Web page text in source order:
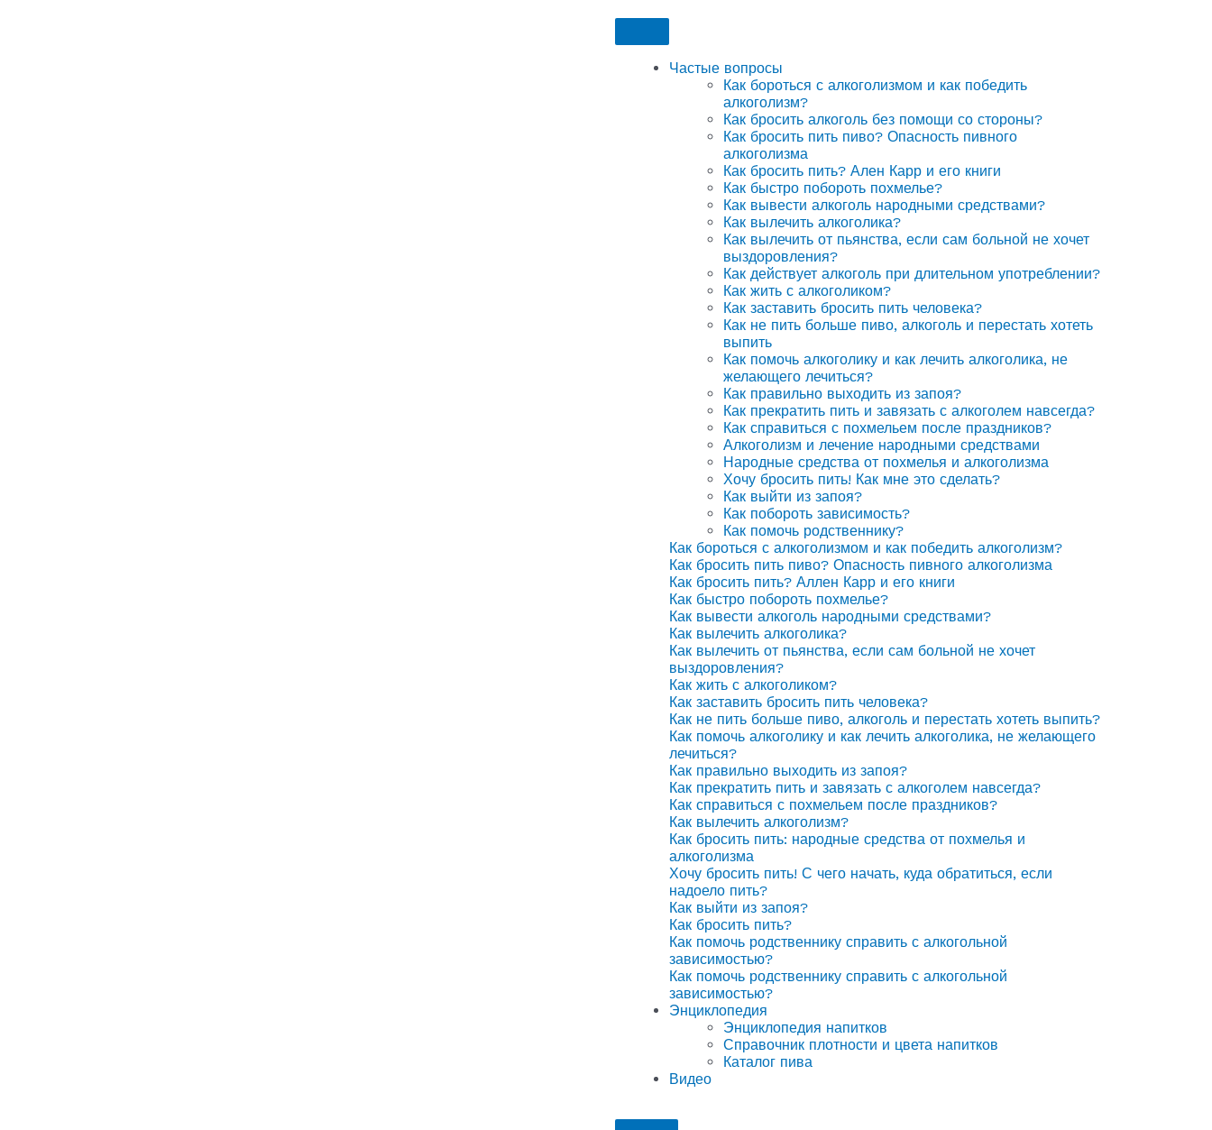
Частые вопросы
Как бороться с алкоголизмом и как победить
алкоголизм?
Как бросить алкоголь без помощи со стороны?
Как бросить пить пиво? Опасность пивного
алкоголизма
Как бросить пить? Ален Карр и его книги
Как быстро побороть похмелье?
Как вывести алкоголь народными средствами?
Как вылечить алкоголика?
Как вылечить от пьянства, если сам больной не хочет
выздоровления?
Как действует алкоголь при длительном употреблении?
Как жить с алкоголиком?
Как заставить бросить пить человека?
Как не пить больше пиво, алкоголь и перестать хотеть
выпить
Как помочь алкоголику и как лечить алкоголика, не
желающего лечиться?
Как правильно выходить из запоя?
Как прекратить пить и завязать с алкоголем навсегда?
Как справиться с похмельем после праздников?
Алкоголизм и лечение народными средствами
Народные средства от похмелья и алкоголизма
Хочу бросить пить! Как мне это сделать?
Как выйти из запоя?
Как побороть зависимость?
Как помочь родственнику?
Как бороться с алкоголизмом и как победить алкоголизм?
Как бросить пить пиво? Опасность пивного алкоголизма
Как бросить пить? Аллен Карр и его книги
Как быстро побороть похмелье?
Как вывести алкоголь народными средствами?
Как вылечить алкоголика?
Как вылечить от пьянства, если сам больной не хочет
выздоровления?
Как жить с алкоголиком?
Как заставить бросить пить человека?
Как не пить больше пиво, алкоголь и перестать хотеть выпить?
Как помочь алкоголику и как лечить алкоголика, не желающего
лечиться?
Как правильно выходить из запоя?
Как прекратить пить и завязать с алкоголем навсегда?
Как справиться с похмельем после праздников?
Как вылечить алкоголизм?
Как бросить пить: народные средства от похмелья и
алкоголизма
Хочу бросить пить! С чего начать, куда обратиться, если
надоело пить?
Как выйти из запоя?
Как бросить пить?
Как помочь родственнику справить с алкогольной
зависимостью?
Как помочь родственнику справить с алкогольной
зависимостью?
Энциклопедия
Энциклопедия напитков
Справочник плотности и цвета напитков
Каталог пива
Видео